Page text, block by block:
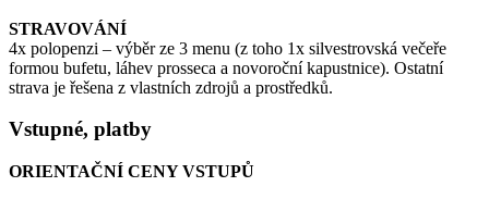
STRAVOVÁNÍ
4x polopenzi – výběr ze 3 menu (z toho 1x silvestrovská večeře
formou bufetu, láhev prosseca a novoroční kapustnice). Ostatní
strava je řešena z vlastních zdrojů a prostředků.
Vstupné, platby
ORIENTAČNÍ CENY VSTUPŮ